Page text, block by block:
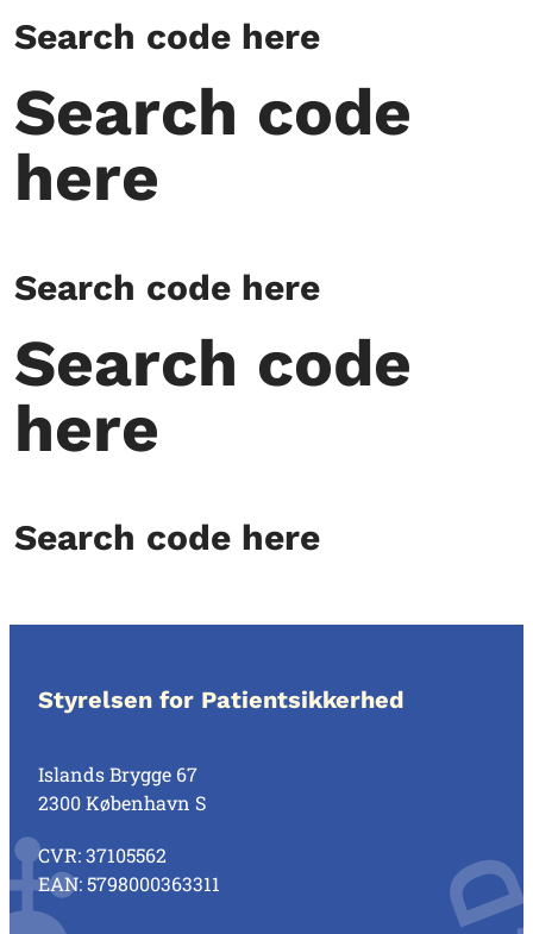
Search code here
Search code
here
Search code here
Search code
here
Search code here
Styrelsen for Patientsikkerhed
Islands Brygge 67
2300 København S
CVR: 37105562
EAN: 5798000363311